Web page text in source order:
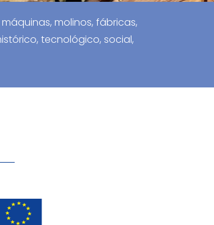
molinos, fábricas,
tecnológico, social,